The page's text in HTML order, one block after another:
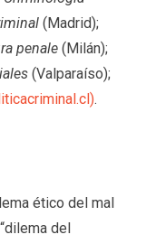
(Madrid);
penale (Milán);
(Valparaíso);
.
ético del mal
del